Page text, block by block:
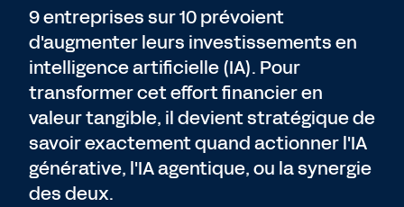
9 entreprises sur 10 prévoient
d'augmenter leurs investissements en
intelligence artificielle (IA). Pour
transformer cet effort financier en
valeur tangible, il devient stratégique de
savoir exactement quand actionner l'IA
générative, l'IA agentique, ou la synergie
des deux.